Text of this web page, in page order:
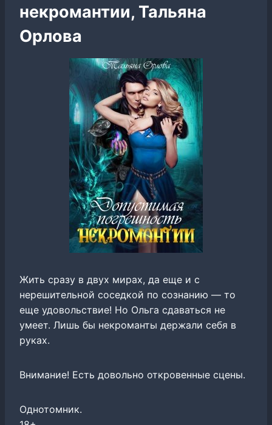
некромантии, Тальяна
Орлова
Жить сразу в двух мирах, да еще и с
нерешительной соседкой по сознанию — то
еще удовольствие! Но Ольга сдаваться не
умеет. Лишь бы некроманты держали себя в
руках.
Внимание! Есть довольно откровенные сцены.
Однотомник.